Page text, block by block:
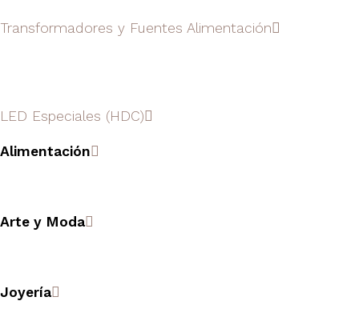
Transformadores y Fuentes Alimentación
LED Especiales (HDC)
Alimentación
Arte y Moda
Joyería